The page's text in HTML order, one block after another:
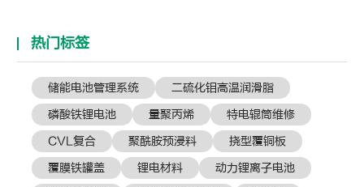
热门标签
储能电池管理系统
二硫化钼高温润滑脂
磷酸铁锂电池
量聚丙烯
特电辊筒维修
CVL复合
聚酰胺预浸料
挠型覆铜板
覆膜铁罐盖
锂电材料
动力锂离子电池